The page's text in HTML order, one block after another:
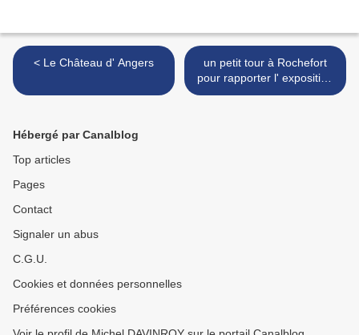
< Le Château d' Angers
un petit tour à Rochefort
pour rapporter l' exposition
du Printemps à la Corderie
Hébergé par Canalblog
Top articles
Pages
Contact
Signaler un abus
C.G.U.
Cookies et données personnelles
Préférences cookies